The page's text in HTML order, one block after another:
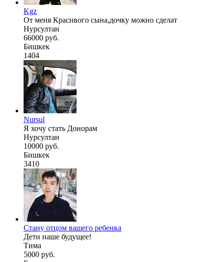
Kgz
От меня Красивого сына,дочку можно сделат
Нурсултан
66000 руб.
Бишкек
1404
Nursul
Я хочу стать Донорам
Нурсултан
10000 руб.
Бишкек
3410
Стану отцом вашего ребенка
Дети наше будущее!
Тима
5000 руб.